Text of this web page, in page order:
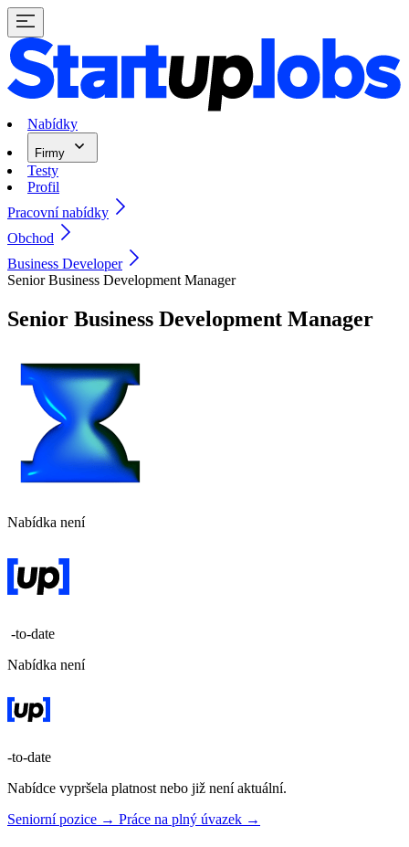
Nabídky
Firmy
Testy
Profil
Pracovní nabídky
Obchod
Business Developer
Senior Business Development Manager
Senior Business Development Manager
Nabídka není
-to-date
Nabídka není
-to-date
Nabídce vypršela platnost nebo již není aktuální.
Seniorní pozice → Práce na plný úvazek →